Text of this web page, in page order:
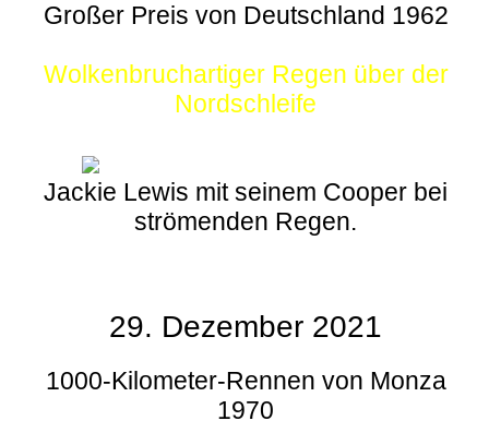
Großer Preis von Deutschland 1962
Wolkenbruchartiger Regen über der
Nordschleife
Jackie Lewis mit seinem Cooper bei
strömenden Regen.
29. Dezember 2021
1000-Kilometer-Rennen von Monza
1970